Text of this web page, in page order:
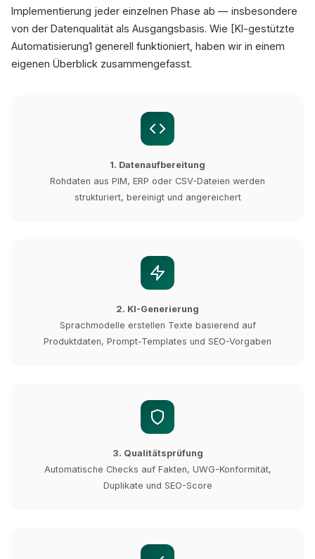
Implementierung jeder einzelnen Phase ab — insbesondere
von der Datenqualität als Ausgangsbasis. Wie [KI-gestützte
Automatisierung1 generell funktioniert, haben wir in einem
eigenen Überblick zusammengefasst.
1. Datenaufbereitung
Rohdaten aus PIM, ERP oder CSV-Dateien werden
strukturiert, bereinigt und angereichert
2. KI-Generierung
Sprachmodelle erstellen Texte basierend auf
Produktdaten, Prompt-Templates und SEO-Vorgaben
3. Qualitätsprüfung
Automatische Checks auf Fakten, UWG-Konformität,
Duplikate und SEO-Score